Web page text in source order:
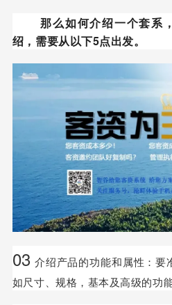
那么如何介绍一个套系，
绍，需要从以下5点出发。
03 介绍产品的功能和属性：要
如尺寸、规格，基本及高级的功